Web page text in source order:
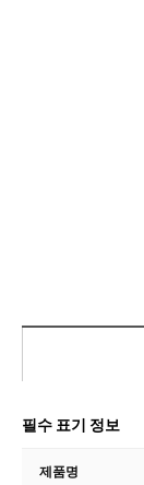
필수 표기 정보
제품명